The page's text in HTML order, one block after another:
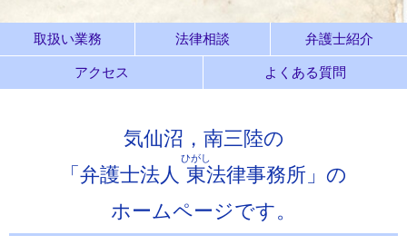
取扱い業務 法律相談 弁護士紹介
アクセス よくある質問
気仙沼，南三陸の
「弁護士法人 東
ひがし
法律事務所」の
ホームページです。